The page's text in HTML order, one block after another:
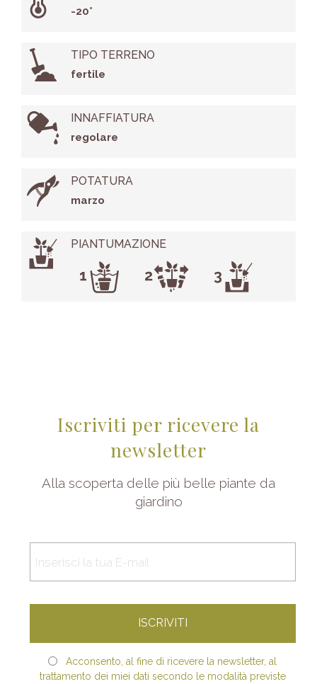
-20°
TIPO TERRENO
fertile
INNAFFIATURA
regolare
POTATURA
marzo
PIANTUMAZIONE
Iscriviti per ricevere la
newsletter
Alla scoperta delle più belle piante da
giardino
Acconsento, al fine di ricevere la newsletter, al
trattamento dei miei dati secondo le modalità previste